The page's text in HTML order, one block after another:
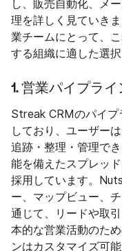
し、販売自動化、メ
理を詳しく見ていき
業チームにとって、
する組織に適した選
1. 営業パイプライ
Streak CRMのパイプ
しており、ユーザー
追跡・整理・管理で
能を備えたスプレッ
採用しています。
ー、マップビュー、
通じて、リードや取
本的な営業活動のた
ンはカスタマイズ可